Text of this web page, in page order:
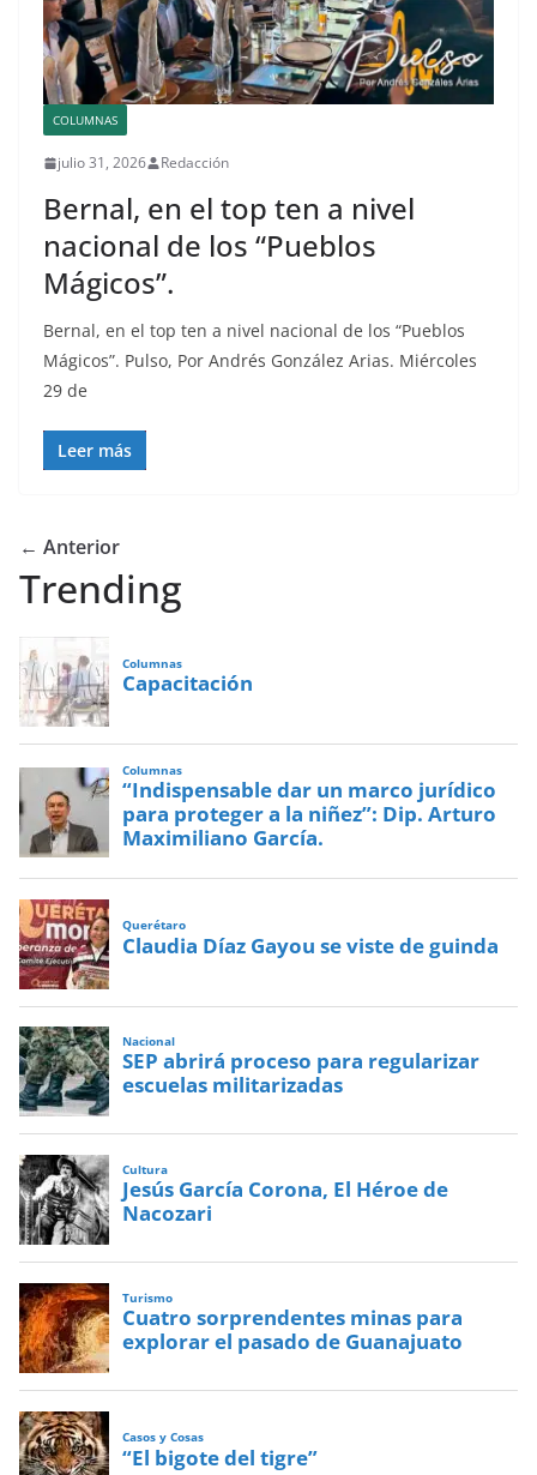
COLUMNAS
julio 31, 2026 Redacción
Bernal, en el top ten a nivel
nacional de los “Pueblos
Mágicos”.
Bernal, en el top ten a nivel nacional de los “Pueblos
Mágicos”. Pulso, Por Andrés González Arias. Miércoles
29 de
Leer más
← Anterior
Trending